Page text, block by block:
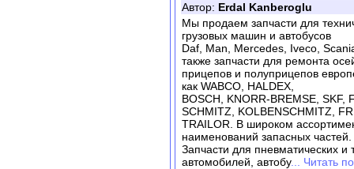
Автор: Erdal Kanberoglu
Мы продаем запчасти для
грузовых машин и автобусов
Daf, Man, Mercedes, Iveco,
также запчасти для ремонта
прицепов и полуприцепов
как WABCO, HALDEX,
BOSCH, KNORR-BREMSE, SKF,
SCHMITZ, KOLBENSCHMITZ,
TRAILOR. В широком
наименований запасных частей.
Запчасти для пневматических и
автомобилей, автобу... Читать